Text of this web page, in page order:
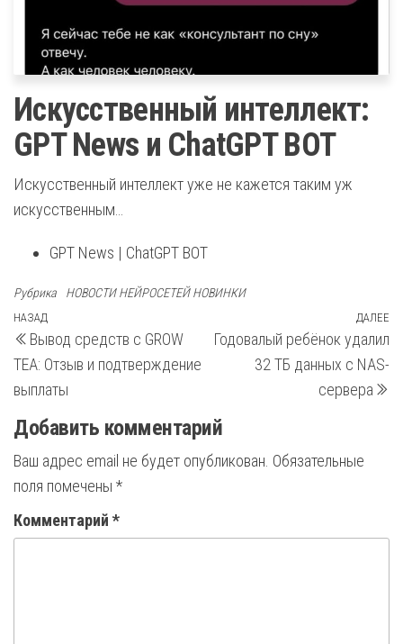
Искусственный интеллект:
GPT News и ChatGPT BOT
Искусственный интеллект уже не кажется таким уж
искусственным…
GPT News | ChatGPT BOT
Рубрика НОВОСТИ НЕЙРОСЕТЕЙ НОВИНКИ
Навигация
по
записям
Предыдущая
запись
НАЗАД
Вывод средств с GROW
TEA: Отзыв и подтверждение
выплаты
ДАЛЕЕ
Годовалый ребёнок удалил
32 ТБ данных с NAS-
сервера
Добавить комментарий
Ваш адрес email не будет опубликован. Обязательные
поля помечены *
Комментарий *